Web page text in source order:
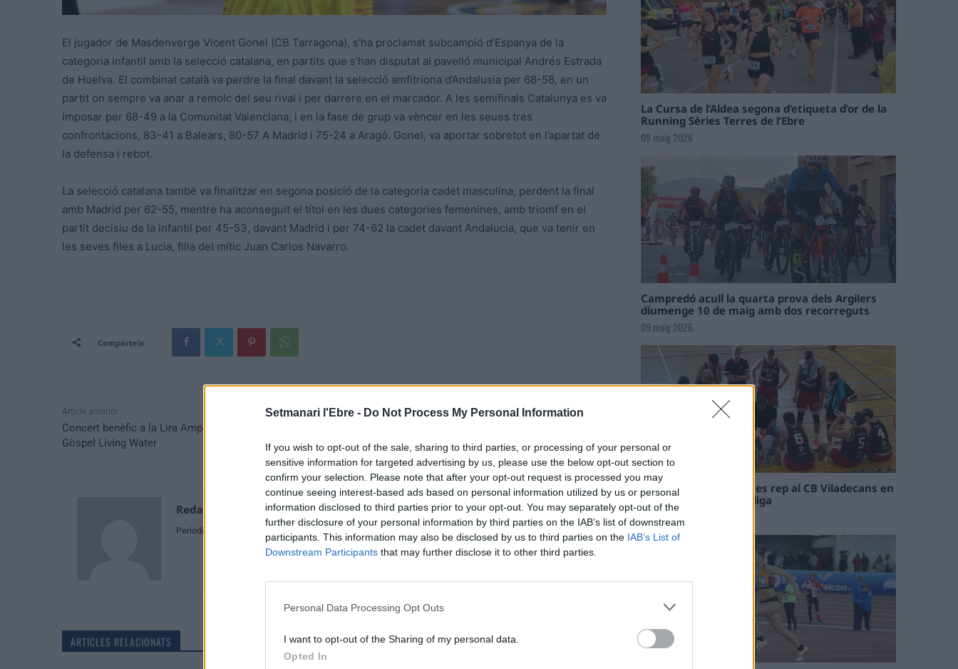
Setmanari l'Ebre - Do Not Process My Personal Information
If you wish to opt-out of the sale, sharing to third parties, or processing of your personal or
sensitive information for targeted advertising by us, please use the below opt-out section to
confirm your selection. Please note that after your opt-out request is processed you may
continue seeing interest-based ads based on personal information utilized by us or personal
information disclosed to third parties prior to your opt-out. You may separately opt-out of the
further disclosure of your personal information by third parties on the IAB’s list of downstream
participants. This information may also be disclosed by us to third parties on the IAB’s List of
Downstream Participants that may further disclose it to other third parties.
Personal Data Processing Opt Outs
I want to opt-out of the Sharing of my personal data.
Opted In
El jugador de Masdenverge Vicent Gonel (CB Tarragona), s’ha proclamat subcampió d’Espanya de la
categoria infantil amb la selecció catalana, en partits que s’han disputat al pavelló municipal Andrés Estrada
de Huelva. El combinat català va perdre la final davant la selecció amfitriona d’Andalusia per 68-58, en un
partit on sempre va anar a remolc del seu rival i per darrere en el marcador. A les semifinals Catalunya es va
imposar per 68-49 a la Comunitat Valenciana, i en la fase de grup va vèncer en les seues tres
confrontacions, 83-41 a Balears, 80-57 A Madrid i 75-24 a Aragó. Gonel, va aportar sobretot en l’apartat de
la defensa i rebot.
La selecció catalana també va finalitzar en segona posició de la categoria cadet masculina, perdent la final
amb Madrid per 62-55, mentre ha aconseguit el títol en les dues categories femenines, amb triomf en el
partit decisiu de la infantil per 45-53, davant Madrid i per 74-62 la cadet davant Andalucia, que va tenir en
les seves files a Lucia, filla del mític Juan Carlos Navarro.
Comparteix
Article anterior
Concert benèfic a la Lira Ampostina a càrrec del Cor
Gòspel Living Water
Article següent
Redaccio
Periodistes
ARTICLES RELACIONATS
La Cursa de l’Aldea segona d’etiqueta d’or de la
Running Sèries Terres de l’Ebre
09 maig 2026
Campredó acull la quarta prova dels Argilers
diumenge 10 de maig amb dos recorreguts
09 maig 2026
El Cantaires amb baixes rep al CB Viladecans en
el tram decisiu de la lliga
09 maig 2026